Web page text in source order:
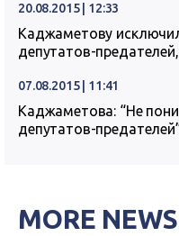
20.08.2015 | 12:33
Каджаметову
депутатов-
07.08.2015 | 11:41
Каджаметова: “Не
депутатов-
MORE NEWS